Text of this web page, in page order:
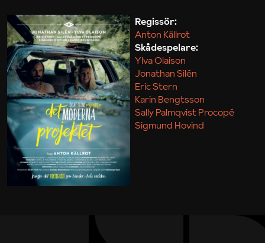
Maja Kekonius
Regissör:
Anton Källrot
Skådespelare:
Ylva Olaison
Jonathan Silén
Eric Stern
Karin Bengtsson
Sally Palmqvist Procopé
Sigmund Hovind